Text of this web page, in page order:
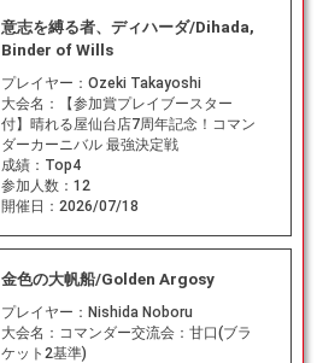
意志を縛る者、ディハーダ/Dihada,
Binder of Wills
プレイヤー： Ozeki Takayoshi
大会名：
【参加賞プレイブースター
付】晴れる屋仙台店7周年記念！コマン
ダーカーニバル 最強決定戦
成績： Top4
参加人数： 12
開催日： 2026/07/18
金色の大帆船/Golden Argosy
プレイヤー： Nishida Noboru
大会名： コマンダー交流会：甘口(ブラ
ケット2基準)